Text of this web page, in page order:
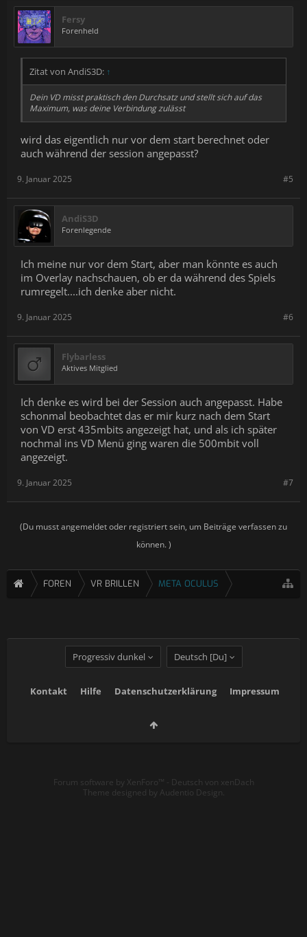
Fersy
Forenheld
Zitat von AndiS3D: ↑
Dein VD misst praktisch den Durchsatz und stellt sich auf das
Maximum, was deine Verbindung zulässt
wird das eigentlich nur vor dem start berechnet oder
auch während der session angepasst?
#5
9. Januar 2025
AndiS3D
Forenlegende
Ich meine nur vor dem Start, aber man könnte es auch
im Overlay nachschauen, ob er da während des Spiels
rumregelt....ich denke aber nicht.
#6
9. Januar 2025
Flybarless
Aktives Mitglied
Ich denke es wird bei der Session auch angepasst. Habe
schonmal beobachtet das er mir kurz nach dem Start
von VD erst 435mbits angezeigt hat, und als ich später
nochmal ins VD Menü ging waren die 500mbit voll
angezeigt.
#7
9. Januar 2025
(Du musst angemeldet oder registriert sein, um Beiträge verfassen zu
können. )
FOREN VR BRILLEN META OCULUS
Progressiv dunkel Deutsch [Du]
Kontakt Hilfe Datenschutzerklärung Impressum
Forum software by XenForo™ - Deutsch von xenDach
Theme designed by Audentio Design.